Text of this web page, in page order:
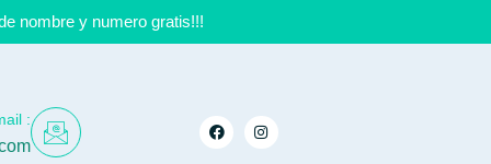
nombre y numero gratis!!!
: